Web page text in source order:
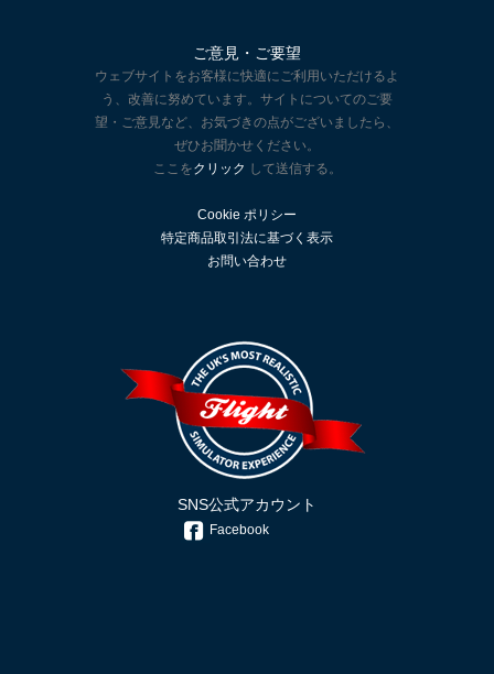
ご意見・ご要望
ウェブサイトをお客様に快適にご利用いただけるよ
う、改善に努めています。サイトについてのご要
望・ご意見など、お気づきの点がございましたら、
ぜひお聞かせください。
ここをクリック して送信する。
Cookie ポリシー
特定商品取引法に基づく表示
お問い合わせ
SNS公式アカウント
Facebook